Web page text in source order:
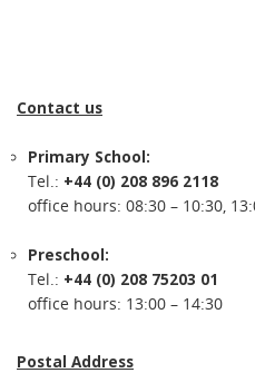
Contact us
Primary School:
Tel.: +44 (0) 208 896 2118
office hours: 08:30 – 10:30,
Preschool:
Tel.: +44 (0) 208 75203 01
office hours: 13:00 – 14:30
Postal Address